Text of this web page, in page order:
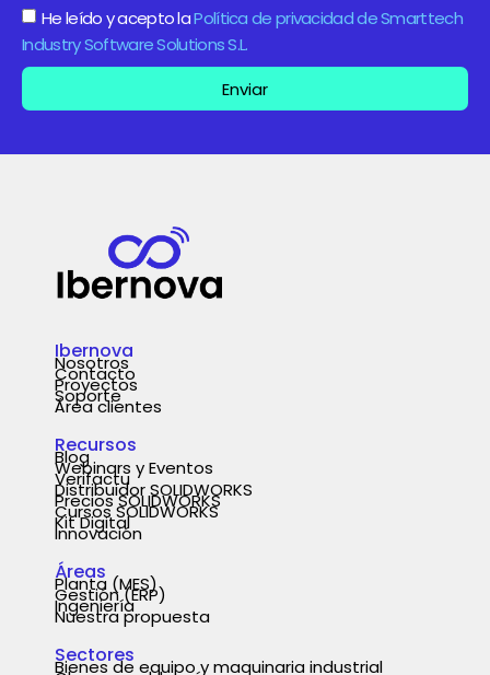
He leído y acepto laPolítica de privacidad de Smarttech
Industry Software Solutions S.L.
Enviar
Ibernova
Nosotros
Contacto
Proyectos
Soporte
Área clientes
Recursos
Blog
Webinars y Eventos
Verifactu
Distribuidor SOLIDWORKS
Precios SOLIDWORKS
Cursos SOLIDWORKS
Kit Digital
Innovación
Áreas
Planta (MES)
Gestión (ERP)
Ingeniería
Nuestra propuesta
Sectores
Bienes de equipo y maquinaria industrial